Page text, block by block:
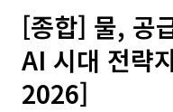
[종합] 물, 공
AI 시대 전략
2026]